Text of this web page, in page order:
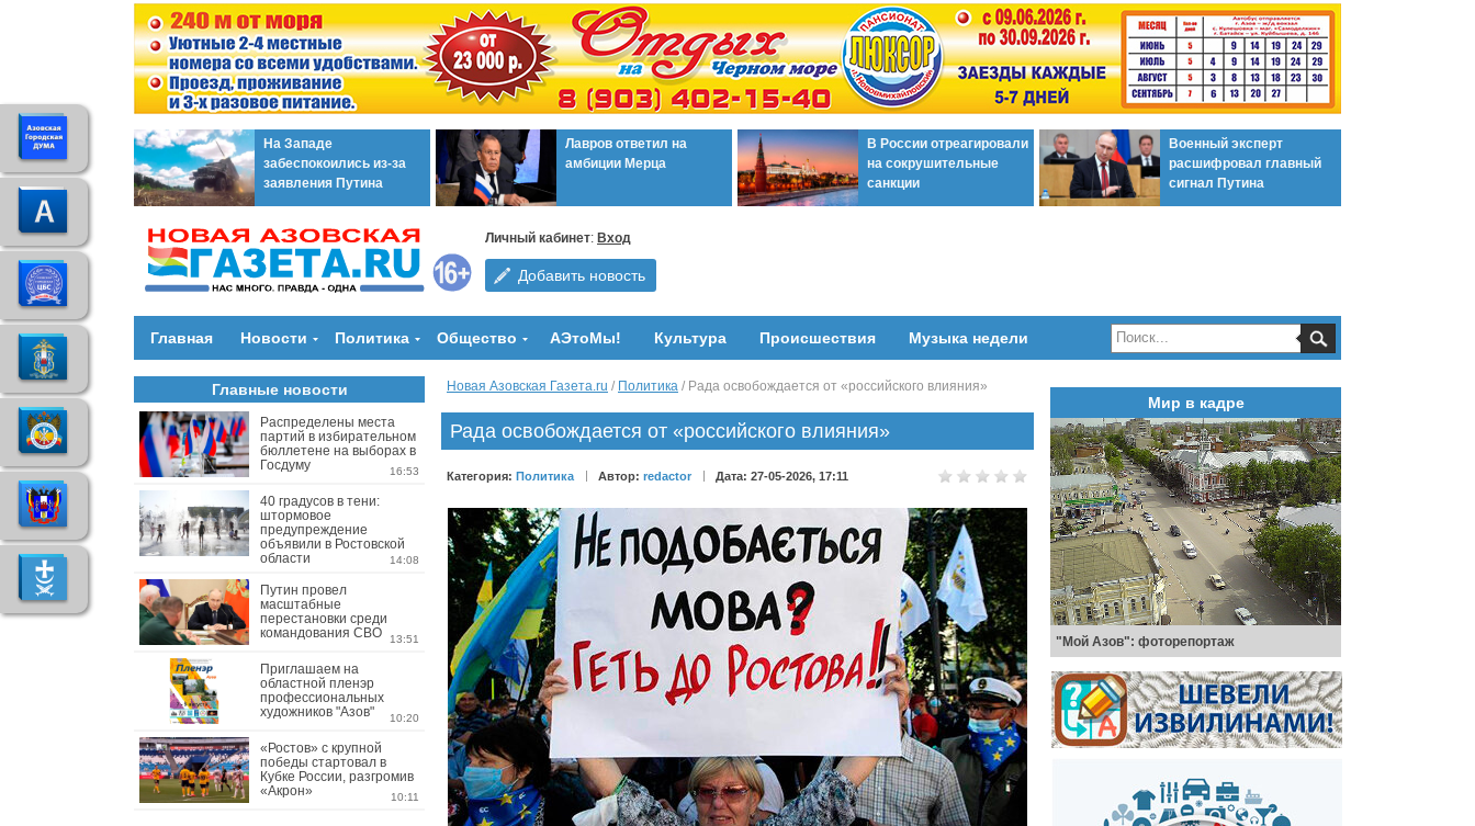
На Западе
забеспокоились из-за
заявления Путина
Лавров ответил на
амбиции Мерца
В России отреагировали
на сокрушительные
санкции
Военный эксперт
расшифровал главный
сигнал Путина
Личный кабинет: Вход
Добавить новость
Главная Новости Политика Общество АЭтоМы! Культура Происшествия Музыка недели
Новая Азовская Газета.ru / Политика / Рада освобождается от «российского влияния»
Рада освобождается от «российского влияния»
Категория: Политика Автор: redactor Дата: 27-05-2026, 17:11
Главные новости
Распределены места
партий в избирательном
бюллетене на выборах в
Госдуму
16:53
40 градусов в тени:
штормовое
предупреждение
объявили в Ростовской
области
14:08
Путин провел
масштабные
перестановки среди
командования СВО
13:51
Приглашаем на
областной пленэр
профессиональных
художников "Азов"
10:20
«Ростов» с крупной
победы стартовал в
Кубке России, разгромив
«Акрон»
10:11
Мир в кадре
"Мой Азов": фоторепортаж